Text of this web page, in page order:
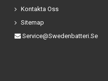
Kontakta Oss
Sitemap
Service@swedenbatteri.se